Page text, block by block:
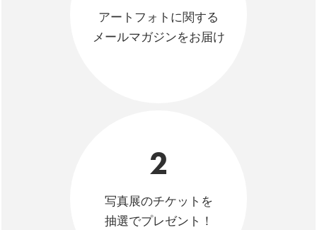
アートフォトに関する
メールマガジンをお届け
2
写真展のチケットを
抽選でプレゼント！